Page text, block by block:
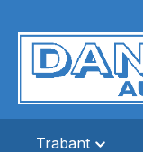
Trabant